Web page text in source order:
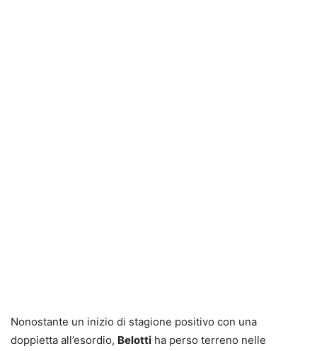
Nonostante un inizio di stagione positivo con una
doppietta all’esordio, Belotti ha perso terreno nelle